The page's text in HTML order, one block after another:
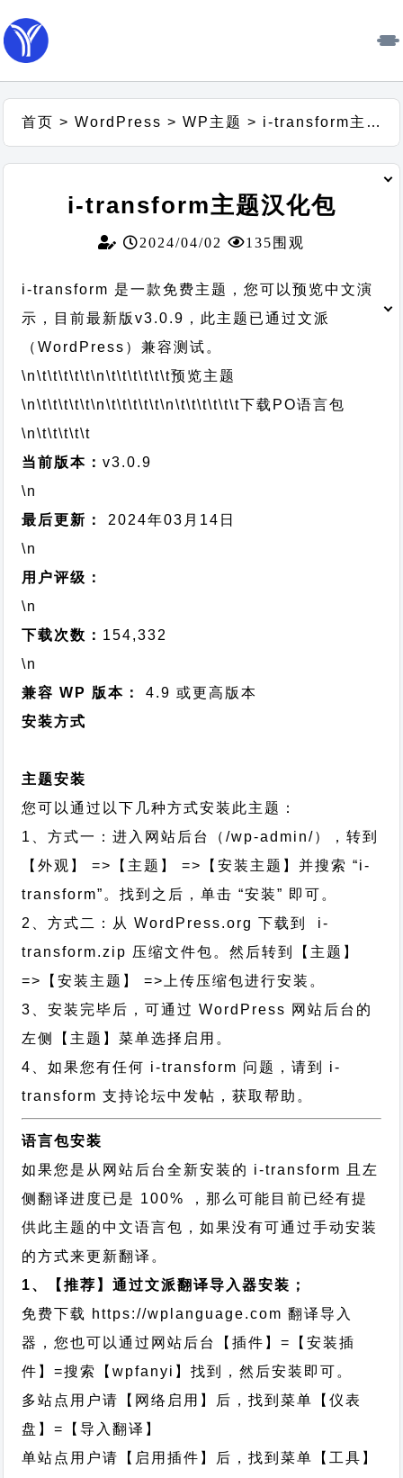
首页 >WordPress >WP主题 > i-transform主题汉化包
i-transform主题汉化包
2024/04/02 135围观
i-transform 是一款免费主题，您可以预览中文演
示，目前最新版v3.0.9，此主题已通过文派
（WordPress）兼容测试。
\n\t\t\t\t\t\n\t\t\t\t\t\t预览主题
\n\t\t\t\t\t\n\t\t\t\t\t\n\t\t\t\t\t\t下载PO语言包
\n\t\t\t\t\t
当前版本：v3.0.9
\n
最后更新：
2024年03月14日
\n
用户评级：
\n
下载次数： 154,332
\n
兼容 WP 版本：
4.9 或更高版本
安装方式
主题安装
您可以通过以下几种方式安装此主题：
1、方式一：进入网站后台（/wp-admin/），转到
【外观】 =>【主题】 =>【安装主题】并搜索 “i-
transform”。找到之后，单击 “安装” 即可。
2、方式二：从 WordPress.org 下载到 i-
transform.zip 压缩文件包。然后转到【主题】
=>【安装主题】 =>上传压缩包进行安装。
3、安装完毕后，可通过 WordPress 网站后台的
左侧【主题】菜单选择启用。
4、如果您有任何 i-transform 问题，请到 i-
transform 支持论坛中发帖，获取帮助。
语言包安装
如果您是从网站后台全新安装的 i-transform 且左
侧翻译进度已是 100% ，那么可能目前已经有提
供此主题的中文语言包，如果没有可通过手动安装
的方式来更新翻译。
1、【推荐】通过文派翻译导入器安装；
免费下载 https://wplanguage.com 翻译导入
器，您也可以通过网站后台【插件】=【安装插
件】=搜索【wpfanyi】找到，然后安装即可。
多站点用户请【网络启用】后，找到菜单【仪表
盘】=【导入翻译】
单站点用户请【启用插件】后，找到菜单【工具】